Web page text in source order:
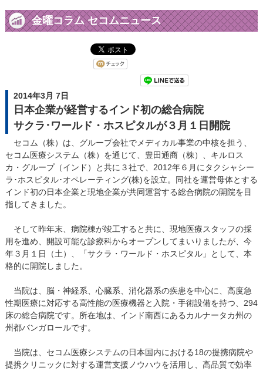
金曜コラム セコムニュース
2014年3月 7日
日本企業が経営するインド初の総合病院
サクラ･ワールド・ホスピタルが３月１日開院
セコム（株）は、グループ会社でメディカル事業の中核を担う、
セコム医療システム（株）を通じて、豊田通商（株）、キルロス
カ・グループ（インド）と共に３社で、2012年６月にタクシャシー
ラ･ホスピタル･オペレーティング(株)を設立。同社を運営母体とする
インド初の日本企業と現地企業が共同運営する総合病院の開院を目
指してきました。
そして昨年末、病院棟が竣工すると共に、現地医療スタッフの採
用を進め、開設可能な診療科からオープンしてまいりましたが、今
年３月１日（土）、「サクラ・ワールド・ホスピタル」として、本
格的に開院しました。
当院は、脳・神経系、心臓系、消化器系の疾患を中心に、高度急
性期医療に対応する高性能の医療機器と入院・手術設備を持つ、294
床の総合病院です。所在地は、インド南西にあるカルナータカ州の
州都バンガロールです。
当院は、セコム医療システムの日本国内における18の提携病院や
提携クリニックに対する運営支援ノウハウを活用し、高品質で効率